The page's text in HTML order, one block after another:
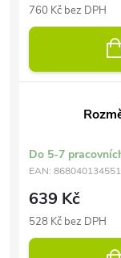
760 Kč bez DPH
Do 5-7
EAN:
639 Kč
528 Kč bez DPH